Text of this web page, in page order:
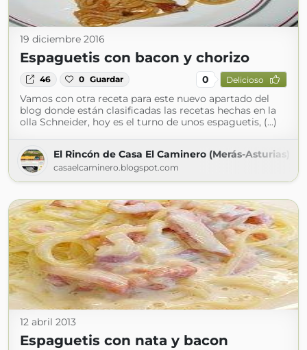
19 diciembre 2016
Espaguetis con bacon y chorizo
46 0 Guardar 0 Delicioso
Vamos con otra receta para este nuevo apartado del
blog donde están clasificadas las recetas hechas en la
olla Schneider, hoy es el turno de unos espaguetis, (...)
El Rincón de Casa El Caminero (Merás-Asturias)
casaelcaminero.blogspot.com
12 abril 2013
Espaguetis con nata y bacon